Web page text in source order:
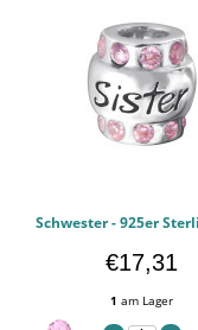
€17,31
1 am Lager